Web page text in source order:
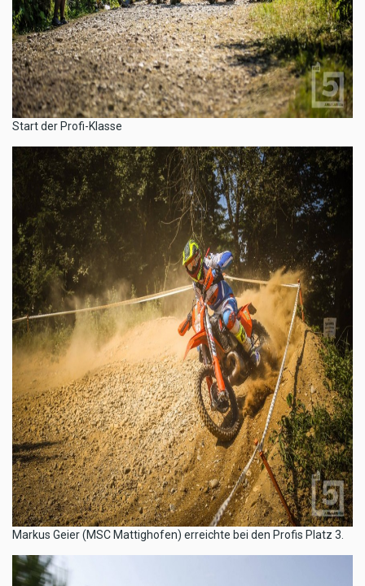
​Start der Profi-Klasse
​Markus Geier (MSC Mattighofen) erreichte bei den Profis Platz 3.